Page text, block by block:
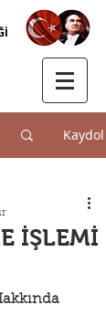
Kaydol
İŞLEMİ